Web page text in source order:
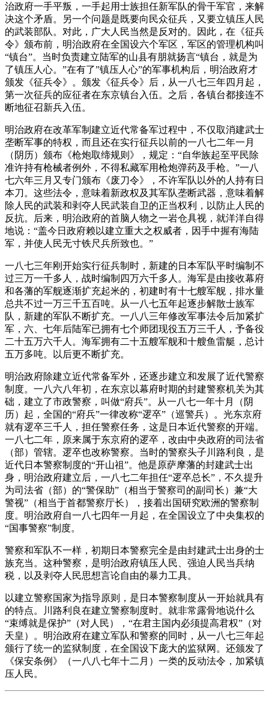
治政府一手平叛，一手起用士族担任新军队的骨干军官，来解
决这个矛盾。另一个问题是既要向民众征兵，又要立镇压人民
的武装部队。对此，广大人民当然是反对的。因此，在《征兵
令》颁布前，明治政府在全国设六个军区，军区的管理机构叫
“镇台”。当时负责建立陆军的山县有朋就扬言“镇台，就是为
了镇压人心。”在有了”镇压人心”的军事机构后，明治政府才
颁发《征兵令》。颁发《征兵令》后，从一八七三年四月起，
第一次征兵的应征者在东京镇台入伍。之后，各镇台都接连不
断地征召新兵入伍。
明治政府在改革军制建立近代常备军过程中，不仅取消建武士
垄断军事的特权，而且还在实行征兵以前的一八七二年一月
（阴历）颁布《枪炮取缔规则》，规定：“自华族起至平民除
准许持有枪械者例外，不得私藏军用枪炮弹药及手枪。”一八
七六年三月又专门颁布《废刀令》，不许军队以外的人持有日
本刀。这些法令，意味着新政权及其军队垄断武器，意味着解
除人民的武装和剥夺人民武装自卫的正当权利，以防止人民的
反抗。后来，明治政府的首脑人物之一岩仓具视，就洋洋自得
地说：“盖今日政府赖以建立重大之权威者，因手中握有海陆
军，并使人民无寸铁尺兵所致也。”
一八七三年刚开始实行征兵制时，新建的日本军队平时编制不
过三万一千多人，战时编制四万六千多人。海军是由接收幕府
和各藩的军舰逐渐扩充起米的，初建时有十七艘军舰，排水量
总共不过一万三千五百吨。从一八七五年起逐步解散士族军
队，新建的军队不断扩充。一八八三年修改军事法令后加紧扩
军，六、七年后陆军已拥有七个师团现役五万三千人，予备役
二十五万六千人。海军拥有二十五艘军舰和十艘鱼雷艇，总计
五万多吨。以后更不断扩充。
明治政府除建立近代常备军外，还逐步建立和发展了近代警察
制度。一八六八年初，在东京以幕府时期的封建警察机关为其
础，建立了市政警察，叫做“府兵”。从一八七一年十月（阴
历）起，全国的“府兵”一律改称“逻卒”（巡警兵）。光东京府
就有逻卒三千人，担任警察任务，这是日本近代警察的开端。
一八七二年，原来属于东京府的逻卒，改由中央政府的司法省
（部）管辖。逻卒也改称警察。当时的警察头子川路利良，是
近代日本警察制度的“开山祖”。他是原萨摩藩的封建武士出
身，明治政府建立后，一八七二年担任“逻卒总长”，不久提升
为司法省（部）的“警保助”（相当于警察司的副司长）兼“大
警视”（相当于首都警察厅长），接着出国研究欧洲的警察制
度。明治政府自一八七四年一月起，在全国设立了中央集权的
“国事警察”制度。
警察和军队不一样，初期日本警察完全是由封建武士出身的士
族充当。这种警察，是明治政府镇压人民、强迫人民当兵纳
税，以及剥夺人民思想言论自由的暴力工具。
以建立警察国家为指导原则，是日本警察制度从一开始就具有
的特点。川路利良在建立警察制度时。就非常露骨地说什么
“束缚就是保护”（对人民），“在君主国内必须提高君权”（对
天皇）。明治政府在建立军队和警察的同时，从一八七三年起
颁行了统一的监狱制度，在全国设下庞大的监狱网。还颁发了
《保安条例》（一八八七年十二月）一类的反动法令，加紧镇
压人民。